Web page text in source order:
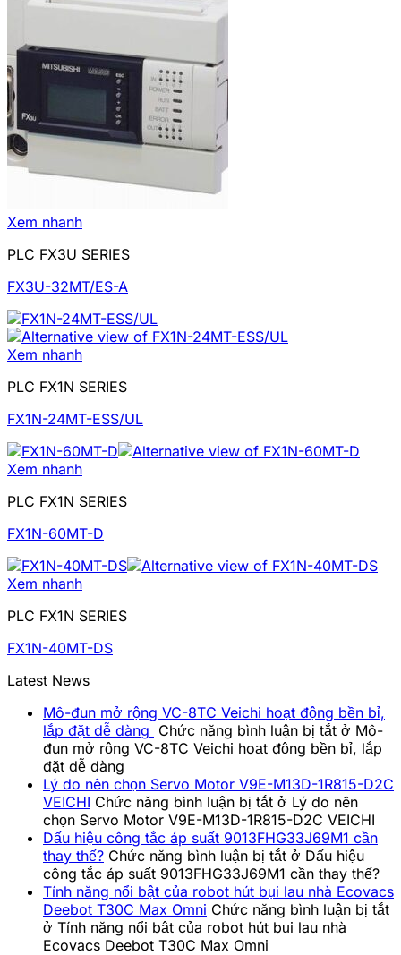
Xem nhanh
PLC FX3U SERIES
FX3U-32MT/ES-A
Xem nhanh
PLC FX1N SERIES
FX1N-24MT-ESS/UL
Xem nhanh
PLC FX1N SERIES
FX1N-60MT-D
Xem nhanh
PLC FX1N SERIES
FX1N-40MT-DS
Latest News
Mô-đun mở rộng VC-8TC Veichi hoạt động bền bỉ,
lắp đặt dễ dàng Chức năng bình luận bị tắt ở Mô-
đun mở rộng VC-8TC Veichi hoạt động bền bỉ, lắp
đặt dễ dàng
Lý do nên chọn Servo Motor V9E-M13D-1R815-D2C
VEICHI Chức năng bình luận bị tắt ở Lý do nên
chọn Servo Motor V9E-M13D-1R815-D2C VEICHI
Dấu hiệu công tắc áp suất 9013FHG33J69M1 cần
thay thế? Chức năng bình luận bị tắt ở Dấu hiệu
công tắc áp suất 9013FHG33J69M1 cần thay thế?
Tính năng nổi bật của robot hút bụi lau nhà Ecovacs
Deebot T30C Max Omni Chức năng bình luận bị tắt
ở Tính năng nổi bật của robot hút bụi lau nhà
Ecovacs Deebot T30C Max Omni